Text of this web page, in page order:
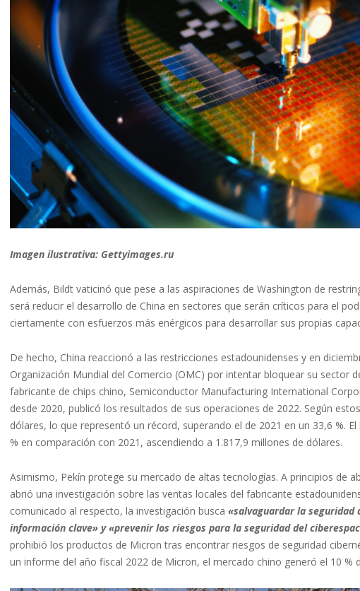
Imagen ilustrativa: Gettyimages.ru
Además, Bildt vaticinó que pese a las aspiraciones de Washington de
será reducir el desarrollo de China en sectores que serán críticos para el
ciertamente con esfuerzos más enérgicos para desarrollar sus propias
De hecho, China reaccionó a las restricciones estadounidenses y en
Organización Mundial del Comercio (OMC) por intentar bloquear su
fabricante de chips chino, Semiconductor Manufacturing International
desde 2020, publicó los resultados de sus operaciones de 2022. Según
dólares, lo que representó un récord, superando el de 2021 en un 33,6 %.
% en comparación con 2021, ascendiendo a 1.817,9 millones de dólares.
Asimismo, Pekín protege su mercado de altas tecnologías. A principios de
abrió una investigación sobre las ventas locales del fabricante
comunicado al respecto, la investigación busca «salvaguardar la
información clave» y «prevenir los riesgos para la seguridad del
prohibió los productos de Micron tras encontrar riesgos de seguridad
un informe del año fiscal 2022 de Micron, el mercado chino generó el 10 %